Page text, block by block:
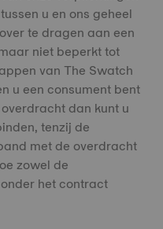
u en ons geheel
te dragen aan een
niet beperkt tot
van The Swatch
u een consument bent
dan kunt u
tenzij de
met de overdracht
zowel de
het contract